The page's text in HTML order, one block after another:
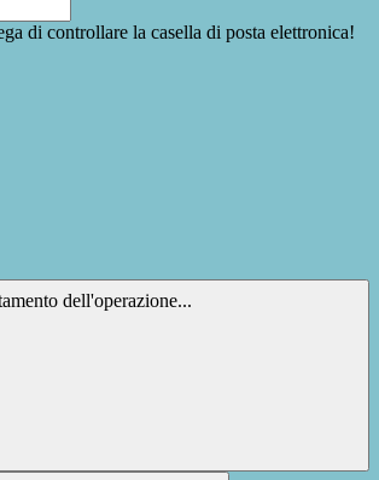
di controllare la casella di posta elettronica!
dell'operazione...